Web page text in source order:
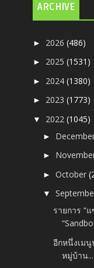
ARCHIVE
► 2026(486)
► 2025(1531)
► 2024(1380)
► 2023(1773)
▼ 2022(1045)
►
►
►October
▼
รายการ “
อีกหนึ่งเม
หมู่บ้าน...